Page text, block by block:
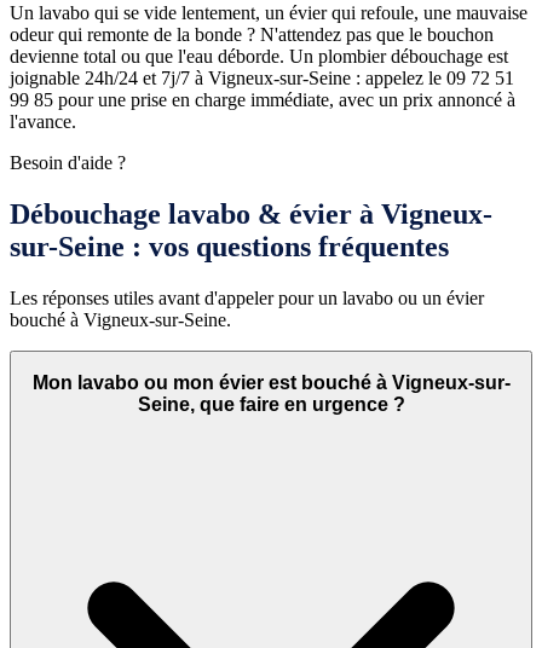
Un lavabo qui se vide lentement, un évier qui refoule, une mauvaise
odeur qui remonte de la bonde ? N'attendez pas que le bouchon
devienne total ou que l'eau déborde. Un plombier débouchage est
joignable 24h/24 et 7j/7 à Vigneux-sur-Seine : appelez le 09 72 51
99 85 pour une prise en charge immédiate, avec un prix annoncé à
l'avance.
Besoin d'aide ?
Débouchage lavabo & évier à Vigneux-
sur-Seine : vos questions fréquentes
Les réponses utiles avant d'appeler pour un lavabo ou un évier
bouché à Vigneux-sur-Seine.
Mon lavabo ou mon évier est bouché à Vigneux-sur-
Seine, que faire en urgence ?